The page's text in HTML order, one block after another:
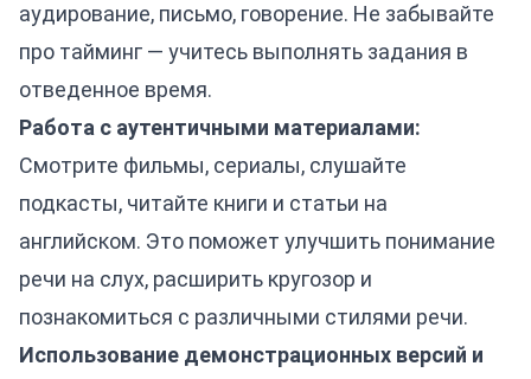
аудирование, письмо, говорение. Не забывайте
про тайминг — учитесь выполнять задания в
отведенное время.
Работа с аутентичными материалами:
Смотрите фильмы, сериалы, слушайте
подкасты, читайте книги и статьи на
английском. Это поможет улучшить понимание
речи на слух, расширить кругозор и
познакомиться с различными стилями речи.
Использование демонстрационных версий и